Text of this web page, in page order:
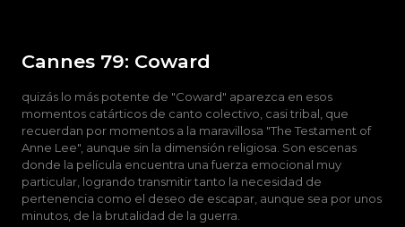
Cannes 79: Coward
quizás lo más potente de "Coward" aparezca en esos
momentos catárticos de canto colectivo, casi tribal, que
recuerdan por momentos a la maravillosa "The Testament of
Anne Lee", aunque sin la dimensión religiosa. Son escenas
donde la película encuentra una fuerza emocional muy
particular, logrando transmitir tanto la necesidad de
pertenencia como el deseo de escapar, aunque sea por unos
minutos, de la brutalidad de la guerra.